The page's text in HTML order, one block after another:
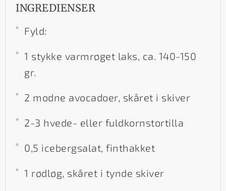
INGREDIENSER
Fyld:
1 stykke varmrøget laks, ca. 140-150
gr.
2 modne avocadoer, skåret i skiver
2-3 hvede- eller fuldkornstortilla
0,5 icebergsalat, finthakket
1 rødløg, skåret i tynde skiver